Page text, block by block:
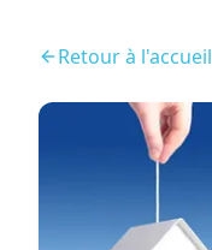
Retour à l'accueil